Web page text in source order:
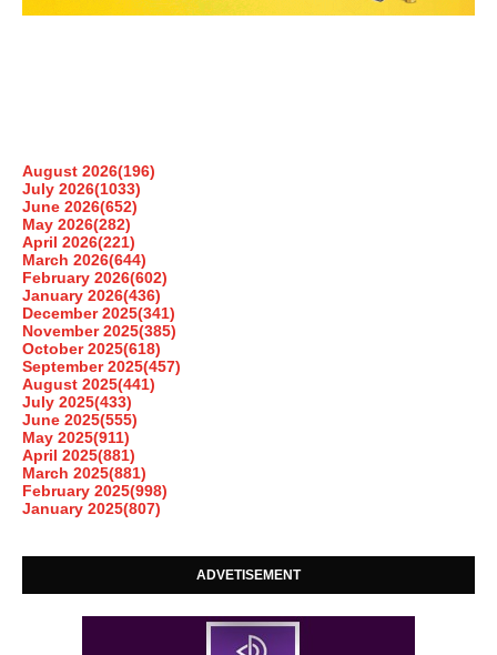
August 2026(196)
July 2026(1033)
June 2026(652)
May 2026(282)
April 2026(221)
March 2026(644)
February 2026(602)
January 2026(436)
December 2025(341)
November 2025(385)
October 2025(618)
September 2025(457)
August 2025(441)
July 2025(433)
June 2025(555)
May 2025(911)
April 2025(881)
March 2025(881)
February 2025(998)
January 2025(807)
ADVETISEMENT